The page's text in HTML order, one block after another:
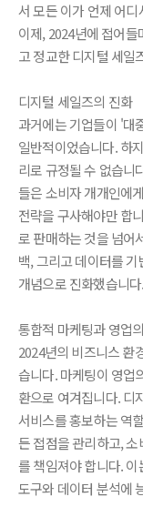
서 모든 이가 언제 어
이제, 2024년에 접어
고 정교한 디지털 세일
디지털 세일즈의 진화
과거에는 기업들이 '대
일반적이었습니다. 하
리로 규정될 수 없습니
들은 소비자 개개인에
전략을 구사해야만 합
로 판매하는 것을 넘어
백, 그리고 데이터를
개념으로 진화했습니다.
통합적 마케팅과 영업
2024년의 비즈니스 환
습니다. 마케팅이 영업
환으로 여겨집니다. 디
서비스를 홍보하는 역
든 접점을 관리하고,
를 책임져야 합니다.
도구와 데이터 분석에